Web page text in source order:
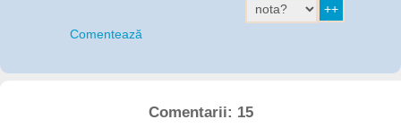
Comentează
Comentarii: 15